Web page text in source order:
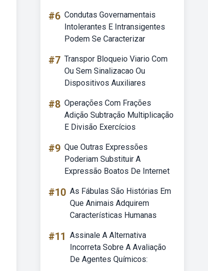
#6 Condutas Governamentais
Intolerantes E Intransigentes
Podem Se Caracterizar
#7 Transpor Bloqueio Viario Com
Ou Sem Sinalizacao Ou
Dispositivos Auxiliares
#8 Operações Com Frações
Adição Subtração Multiplicação
E Divisão Exercícios
#9 Que Outras Expressões
Poderiam Substituir A
Expressão Boatos De Internet
#10 As Fábulas São Histórias Em
Que Animais Adquirem
Características Humanas
#11 Assinale A Alternativa
Incorreta Sobre A Avaliação
De Agentes Químicos: